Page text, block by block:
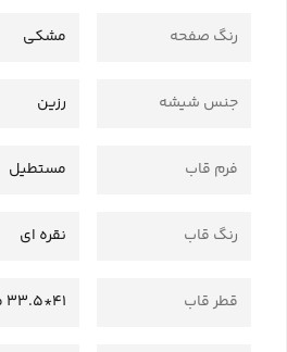
رنگ صفحه مشکی
جنس شیشه رزین
فرم قاب مستطیل
رنگ قاب نقره ای
قطر قاب 41*33.5 میلی متر